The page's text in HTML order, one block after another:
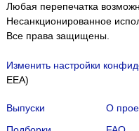
Любая перепечатка
Несанкционированное
Все права защищены.
Изменить настройки
EEA)
Выпуски
О